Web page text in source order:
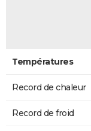
Températures
Record de chaleur
Record de froid